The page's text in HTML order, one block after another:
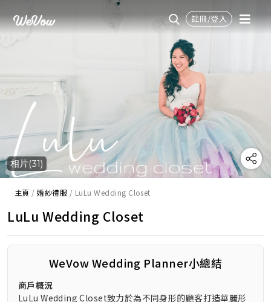
註冊/登入
相片(31)
主頁 /婚紗禮服 / LuLu Wedding Closet
LuLu Wedding Closet
WeVow Wedding Planner小總結
商戶概況
LuLu Wedding Closet致力於為不同身形的顧客打造華麗形